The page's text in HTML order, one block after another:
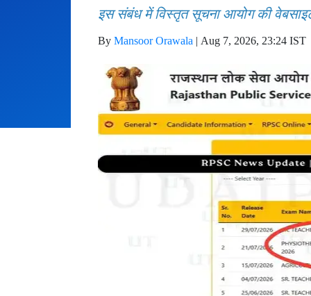
इस संबंध में विस्तृत सूचना आयोग की
By Mansoor Orawala | Aug 7, 2026, 23:24 IST